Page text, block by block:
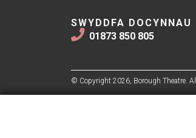
SWYDDFA DOCYNNAU
01873 850 805
© Copyright 2026, Borough Theatre.